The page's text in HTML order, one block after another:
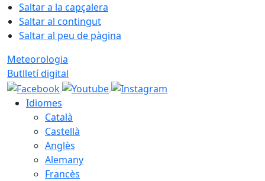
Saltar a la capçalera
Saltar al contingut
Saltar al peu de pàgina
Meteorologia
Butlletí digital
Idiomes
Català
Castellà
Anglès
Alemany
Francès